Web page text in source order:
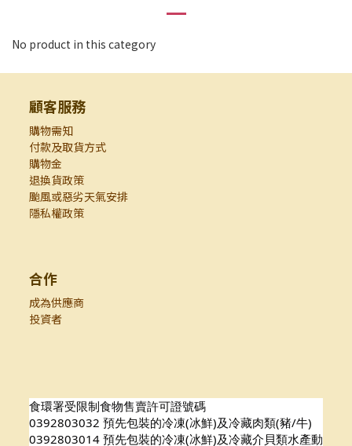
No product in this category
顧客服務
購物需知
付款及取貨方式
購物金
退換貨政策
颱風或惡劣天氣安排
隱私權政策
合作
成為供應商
投資者
食環署受限制食物售賣許可證號碼
0392803032 預先包裝的冷凍(冰鮮)及冷藏肉類(豬/牛)
0392803014 預先包裝的冷凍(冰鮮)及冷藏介貝類水產動